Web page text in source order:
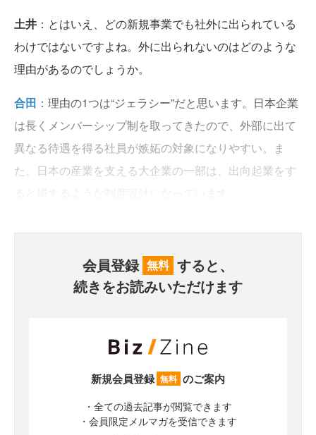
土井 ：とはいえ、どの新規事業でも社外に出られている
わけではないですよね。外に出られないのはどのような
理由があるのでしょうか。
合田 ：理由の1つは“ジェラシー”だと思います。日本企業
は長くメンバーシップ制を取ってきたので、外部に出て
異なる待遇を得る社員が嫉妬の対象になりやすい。ま
た、日本の産業を支える大企業の一部は、出向起業をす
会員登録 無料 すると、
続きをお読みいただけます
新規会員登録 無料 のご案内
・全ての過去記事が閲覧できます
・会員限定メルマガを受信できます